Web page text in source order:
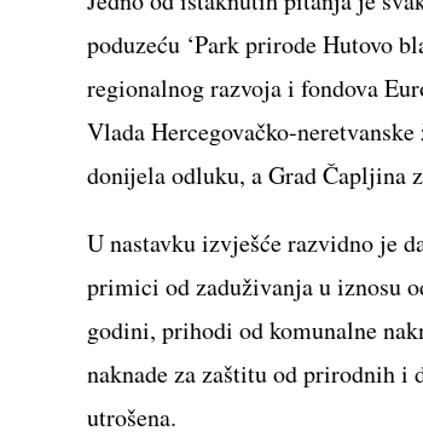
poduzeću ‘Park prirode Hutovo
regionalnog razvoja i fondova
Vlada Hercegovačko-
donijela odluku, a Grad Čapljina
U nastavku izvješće razvidno je
primici od zaduživanja u iznosu
godini, prihodi od komunalne
naknade za zaštitu od prirodnih i
utrošena.